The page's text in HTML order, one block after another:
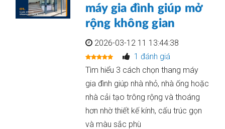
máy gia đình giúp mở
rộng không gian
2026-03-12 11 13:44:38
1 đánh giá
Tìm hiểu 3 cách chọn thang máy
gia đình giúp nhà nhỏ, nhà ống hoặc
nhà cải tạo trông rộng và thoáng
hơn nhờ thiết kế kính, cấu trúc gọn
và màu sắc phù